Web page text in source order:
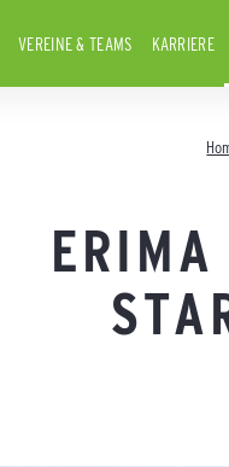
VEREINE & TEAMS KARRIERE